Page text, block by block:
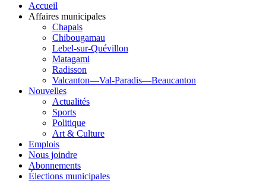
Accueil
Affaires municipales
Chapais
Chibougamau
Lebel-sur-Quévillon
Matagami
Radisson
Valcanton—Val-Paradis—Beaucanton
Nouvelles
Actualités
Sports
Politique
Art & Culture
Emplois
Nous joindre
Abonnements
Élections municipales